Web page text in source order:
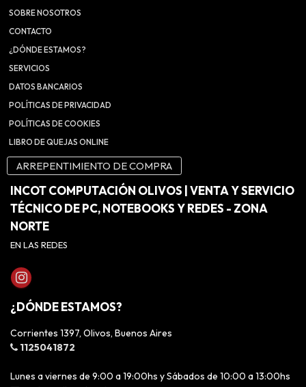
SOBRE NOSOTROS
CONTACTO
¿DÓNDE ESTAMOS?
SERVICIOS
DATOS BANCARIOS
POLÍTICAS DE PRIVACIDAD
POLÍTICAS DE COOKIES
LIBRO DE QUEJAS ONLINE
ARREPENTIMIENTO DE COMPRA
INCOT COMPUTACIÓN OLIVOS | VENTA Y SERVICIO
TÉCNICO DE PC, NOTEBOOKS Y REDES - ZONA
NORTE
EN LAS REDES
¿DÓNDE ESTAMOS?
Corrientes 1397, Olivos, Buenos Aires
1125041872
Lunes a viernes de 9:00 a 19:00hs y Sábados de 10:00 a 13:00hs